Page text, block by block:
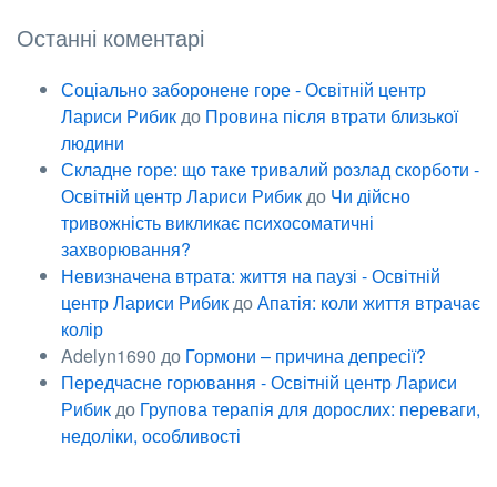
Останні коментарі
Соціально заборонене горе - Освітній центр
Лариси Рибикдо Провина після втрати близької
людини
Складне горе: що таке тривалий розлад скорботи -
Освітній центр Лариси Рибикдо Чи дійсно
тривожність викликає психосоматичні
захворювання?
Невизначена втрата: життя на паузі - Освітній
центр Лариси РибикдоАпатія: коли життя втрачає
колір
Adelyn1690 до Гормони – причина депресії?
Передчасне горювання - Освітній центр Лариси
Рибикдо Групова терапія для дорослих: переваги,
недоліки, особливості